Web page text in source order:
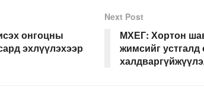
онгоцны
эхлүүлэхээр
Next Post
МХЕГ: Хортон
жимсийг устгалд